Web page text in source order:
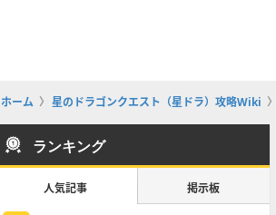
ホーム 星のドラゴンクエスト（星ドラ）攻略Wiki
ランキング
人気記事 掲示板